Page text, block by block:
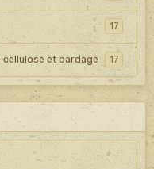
17
et bardage 17